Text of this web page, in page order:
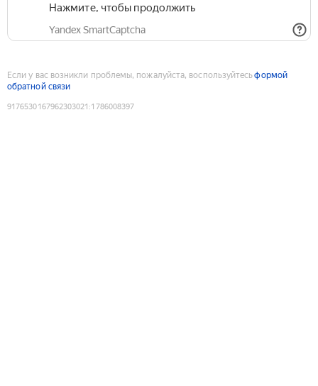
Нажмите, чтобы продолжить
Yandex SmartCaptcha
Если у вас возникли проблемы, пожалуйста, воспользуйтесьформой
обратной связи
9176530167962303021 :1786008397